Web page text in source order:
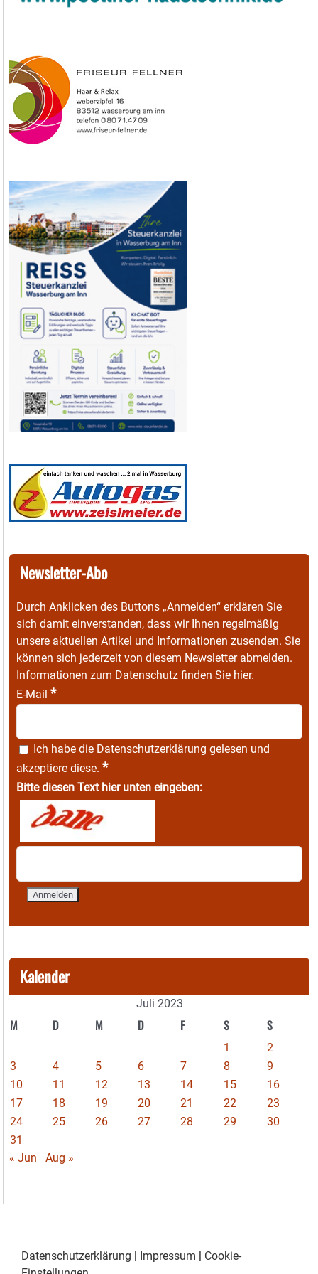
Newsletter-Abo
Durch Anklicken des Buttons „Anmelden“ erklären Sie
sich damit einverstanden, dass wir Ihnen regelmäßig
unsere aktuellen Artikel und Informationen zusenden. Sie
können sich jederzeit von diesem Newsletter abmelden.
Informationen zum Datenschutz finden Sie hier.
E-Mail *
Ich habe die Datenschutzerklärung gelesen und
akzeptiere diese. *
Bitte diesen Text hier unten eingeben:
Kalender
Juli 2023
M D M D F S S
1
2
3
4 5 6 7 8
9
10
11 12 13 14 15
16
17
18 19 20 21 22
23
24
25 26 27 28 29
30
31
« Jun
Aug »
Datenschutzerklärung | Impressum | Cookie-